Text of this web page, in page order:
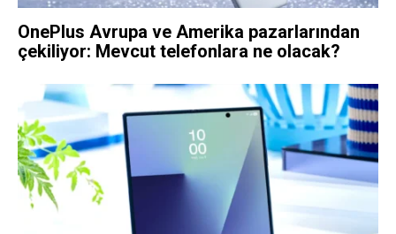
OnePlus Avrupa ve Amerika pazarlarından
çekiliyor: Mevcut telefonlara ne olacak?